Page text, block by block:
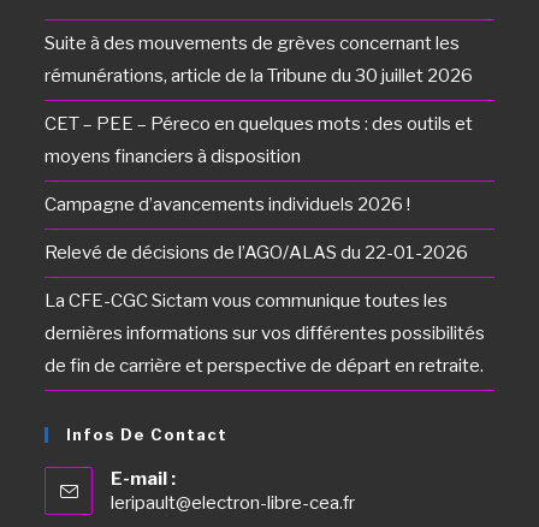
Suite à des mouvements de grèves concernant les
rémunérations, article de la Tribune du 30 juillet 2026
CET – PEE – Péreco en quelques mots : des outils et
moyens financiers à disposition
Campagne d’avancements individuels 2026 !
Relevé de décisions de l’AGO/ALAS du 22-01-2026
La CFE-CGC Sictam vous communique toutes les
dernières informations sur vos différentes possibilités
de fin de carrière et perspective de départ en retraite.
Infos De Contact
E-mail :
leripault@electron-libre-cea.fr